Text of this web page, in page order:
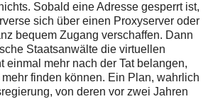
Sobald eine Adresse gesperrt ist,
sich über einen Proxyserver oder
bequem Zugang verschaffen. Dann
Staatsanwälte die virtuellen
einmal mehr nach der Tat belangen,
finden können. Ein Plan, wahrlich
von deren vor zwei Jahren